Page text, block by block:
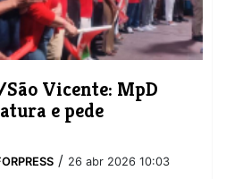
Vicente: MpD
e pede
/ 26 abr 2026 10:03